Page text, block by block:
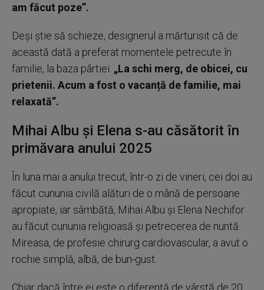
am făcut poze”.
Deși știe să schieze, designerul a mărturisit că de
această dată a preferat momentele petrecute în
familie, la baza pârtiei. „La schi merg, de obicei, cu
prietenii. Acum a fost o vacanță de familie, mai
relaxată”.
Mihai Albu și Elena s-au căsătorit în
primăvara anului 2025
În luna mai a anului trecut, într-o zi de vineri, cei doi au
făcut cununia civilă alături de o mână de persoane
apropiate, iar sâmbătă, Mihai Albu și Elena Nechifor
au făcut cununia religioasă și petrecerea de nuntă.
Mireasa, de profesie chirurg cardiovascular, a avut o
rochie simplă, albă, de bun-gust.
Chiar dacă între ei este o diferență de vârstă de 20